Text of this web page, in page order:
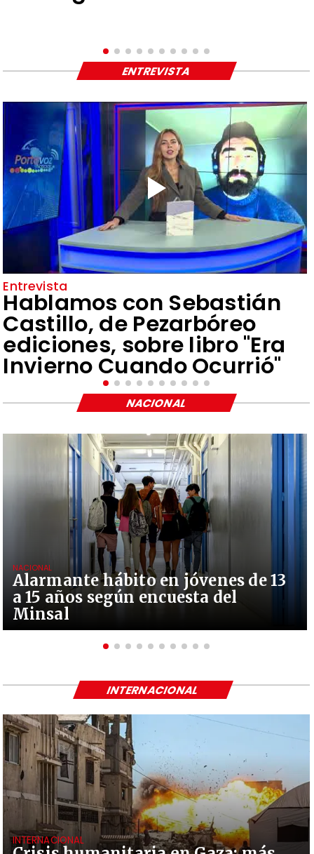
Entrevista
Hablamos con Sebastián
Castillo, de Pezarbóreo
ediciones, sobre libro "Era
Invierno Cuando Ocurrió"
ENTREVISTA
Alarmante hábito en jóvenes de 13
a 15 años según encuesta del
Minsal
NACIONAL
NACIONAL
INTERNACIONAL
INTERNACIONAL